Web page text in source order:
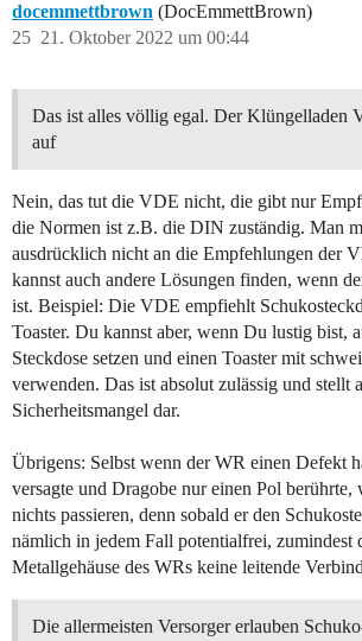
docemmettbrown (DocEmmettBrown)
21. Oktober 2022 um 00:44
25
Das ist alles völlig egal. Der Klüngelladen
auf
Nein, das tut die VDE nicht, die gibt nur
die Normen ist z.B. die DIN zuständig. Man
ausdrücklich nicht an die Empfehlungen der
kannst auch andere Lösungen finden, wenn
ist. Beispiel: Die VDE empfiehlt
Toaster. Du kannst aber, wenn Du lustig bist,
Steckdose setzen und einen Toaster mit
verwenden. Das ist absolut zulässig und stellt
Sicherheitsmangel dar.
Übrigens: Selbst wenn der WR einen Defekt
versagte und Dragobe nur einen Pol berührte,
nichts passieren, denn sobald er den
nämlich in jedem Fall potentialfrei, zumindest
Metallgehäuse des WRs keine leitende
Die allermeisten Versorger erlauben